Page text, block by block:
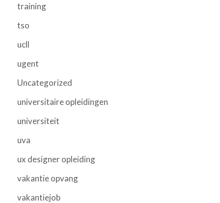
training
tso
ucll
ugent
Uncategorized
universitaire opleidingen
universiteit
uva
ux designer opleiding
vakantie opvang
vakantiejob